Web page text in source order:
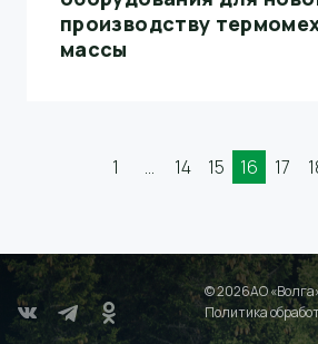
производству
массы
1 ... 14 15 16 17
© 2026АО
Политика